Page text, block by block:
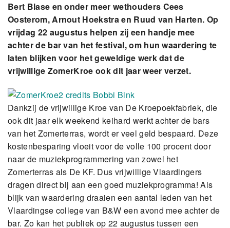
Bert Blase en onder meer wethouders Cees
Oosterom, Arnout Hoekstra en Ruud van Harten. Op
vrijdag 22 augustus helpen zij een handje mee
achter de bar van het festival, om hun waardering te
laten blijken voor het geweldige werk dat de
vrijwillige ZomerKroe ook dit jaar weer verzet.
Dankzij de vrijwillige Kroe van De Kroepoekfabriek, die
ook dit jaar elk weekend keihard werkt achter de bars
van het Zomerterras, wordt er veel geld bespaard. Deze
kostenbesparing vloeit voor de volle 100 procent door
naar de muziekprogrammering van zowel het
Zomerterras als De KF. Dus vrijwillige Vlaardingers
dragen direct bij aan een goed muziekprogramma! Als
blijk van waardering draaien een aantal leden van het
Vlaardingse college van B&W een avond mee achter de
bar. Zo kan het publiek op 22 augustus tussen een